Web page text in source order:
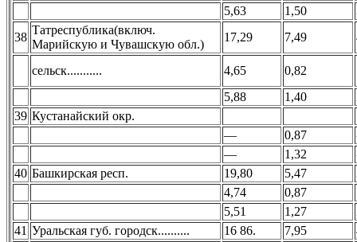
5,63
1,50
38
Татреспублика(включ.
Марийскую и Чувашскую обл.)
17,29 7,49
сельск........... 4,65 0,82
5,88
1,40
39 Кустанайский окр.
—
0,87
—
1,32
40 Башкирская респ. 19,80 5,47
4,74
0,87
5,51
1,27
41 Уральская губ. городск.......... 16 86. 7,95